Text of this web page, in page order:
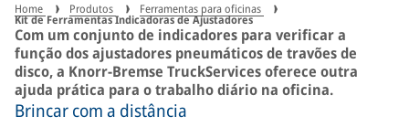
Home Produtos Ferramentas para oficinas
Kit de Ferramentas Indicadoras de Ajustadores
Com um conjunto de indicadores para verificar a
função dos ajustadores pneumáticos de travões de
disco, a Knorr-Bremse TruckServices oferece outra
ajuda prática para o trabalho diário na oficina.
Brincar com a distância